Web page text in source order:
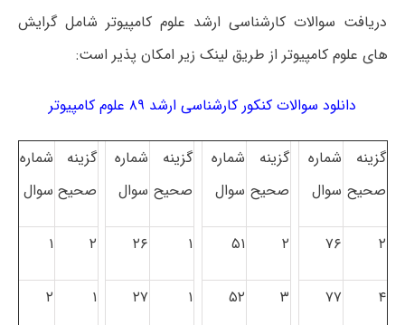
دریافت سوالات کارشناسی ارشد علوم کامپیوتر شامل گرایش
های علوم کامپیوتر از طریق لینک زیر امکان پذیر است:
دانلود سوالات کنکور کارشناسی ارشد ۸۹ علوم کامپیوتر
گزینه
صحیح
شماره
سوال
گزینه
صحیح
شماره
سوال
گزینه
صحیح
شماره
سوال
گزینه
صحیح
شماره
سوال
۲ ۷۶ ۲ ۵۱ ۱ ۲۶ ۲ ۱
۴ ۷۷ ۳ ۵۲ ۱ ۲۷ ۱ ۲